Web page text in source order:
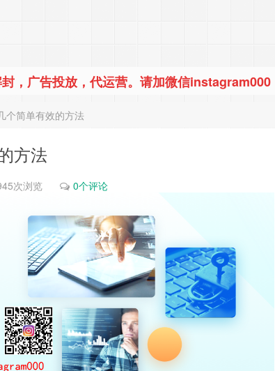
，广告投放，代运营。请加微信instagram000
个简单有效的方法
方法
次浏览 0个评论